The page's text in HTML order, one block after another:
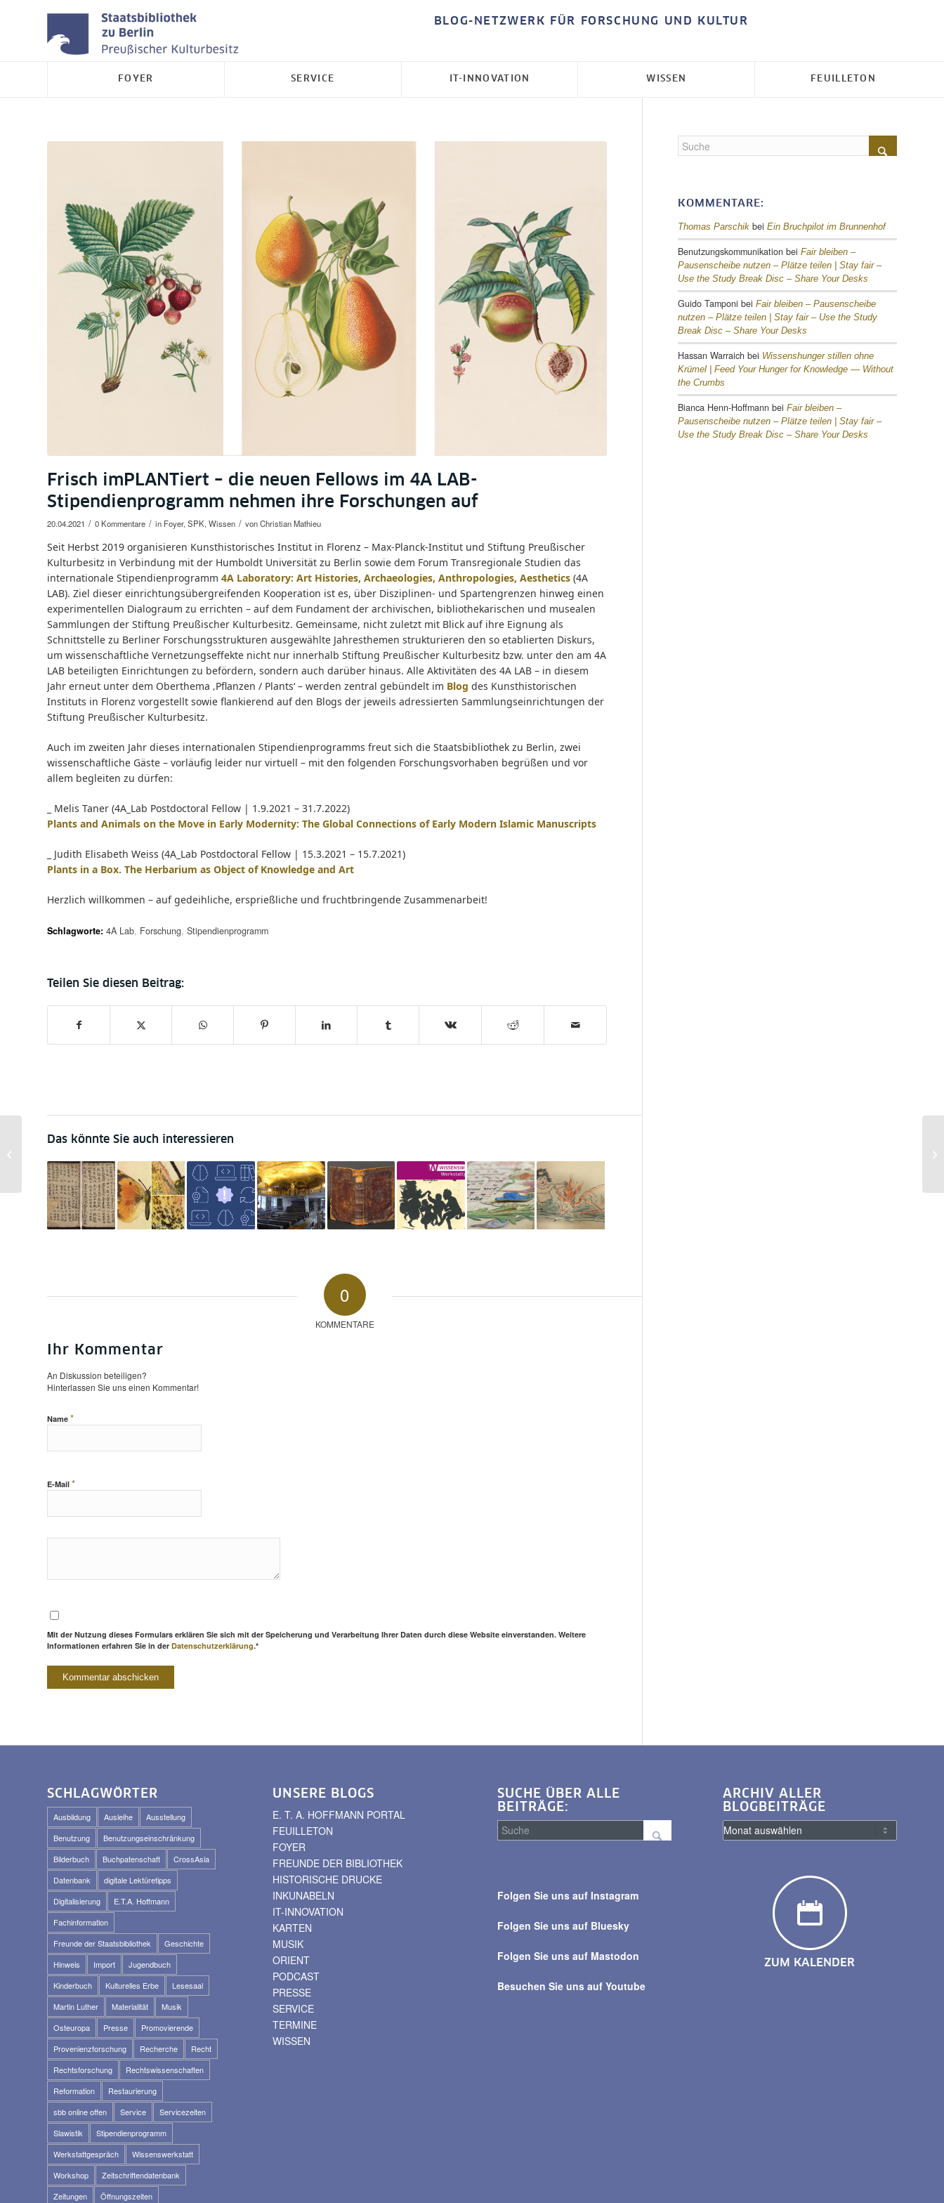
BLOG-NETZWERK FÜR FORSCHUNG UND KULTUR
FOYER SERVICE IT-INNOVATION WISSEN FEUILLETON
Frisch imPLANTiert – die neuen Fellows im 4A LAB-
Stipendienprogramm nehmen ihre Forschungen auf
20.04.2021 / 0 Kommentare / in Foyer, SPK, Wissen / vonChristian Mathieu
Seit Herbst 2019 organisieren Kunsthistorisches Institut in Florenz – Max-Planck-Institut und Stiftung Preußischer
Kulturbesitz in Verbindung mit der Humboldt Universität zu Berlin sowie dem Forum Transregionale Studien das
internationale Stipendienprogramm 4A Laboratory: Art Histories, Archaeologies, Anthropologies, Aesthetics (4A
LAB). Ziel dieser einrichtungsübergreifenden Kooperation ist es, über Disziplinen- und Spartengrenzen hinweg einen
experimentellen Dialograum zu errichten – auf dem Fundament der archivischen, bibliothekarischen und musealen
Sammlungen der Stiftung Preußischer Kulturbesitz. Gemeinsame, nicht zuletzt mit Blick auf ihre Eignung als
Schnittstelle zu Berliner Forschungsstrukturen ausgewählte Jahresthemen strukturieren den so etablierten Diskurs,
um wissenschaftliche Vernetzungseffekte nicht nur innerhalb Stiftung Preußischer Kulturbesitz bzw. unter den am 4A
LAB beteiligten Einrichtungen zu befördern, sondern auch darüber hinaus. Alle Aktivitäten des 4A LAB – in diesem
Jahr erneut unter dem Oberthema ‚Pflanzen / Plants‘ – werden zentral gebündelt im Blog des Kunsthistorischen
Instituts in Florenz vorgestellt sowie flankierend auf den Blogs der jeweils adressierten Sammlungseinrichtungen der
Stiftung Preußischer Kulturbesitz.
Auch im zweiten Jahr dieses internationalen Stipendienprogramms freut sich die Staatsbibliothek zu Berlin, zwei
wissenschaftliche Gäste – vorläufig leider nur virtuell – mit den folgenden Forschungsvorhaben begrüßen und vor
allem begleiten zu dürfen:
_ Melis Taner (4A_Lab Postdoctoral Fellow | 1.9.2021 – 31.7.2022)
Plants and Animals on the Move in Early Modernity: The Global Connections of Early Modern Islamic Manuscripts
_ Judith Elisabeth Weiss (4A_Lab Postdoctoral Fellow | 15.3.2021 – 15.7.2021)
Plants in a Box. The Herbarium as Object of Knowledge and Art
Herzlich willkommen – auf gedeihliche, ersprießliche und fruchtbringende Zusammenarbeit!
Schlagworte: 4A Lab, Forschung, Stipendienprogramm
Das könnte Sie auch interessieren
0
KOMMENTARE
Ihr Kommentar
An Diskussion beteiligen?
Hinterlassen Sie uns einen Kommentar!
Name *
E-Mail *
Mit der Nutzung dieses Formulars erklären Sie sich mit der Speicherung und Verarbeitung Ihrer Daten durch diese Website einverstanden. Weitere
Informationen erfahren Sie in der Datenschutzerklärung.*
KOMMENTARE:
Thomas Parschik bei Ein Bruchpilot im Brunnenhof
Benutzungskommunikation bei Fair bleiben –
Pausenscheibe nutzen – Plätze teilen | Stay fair –
Use the Study Break Disc – Share Your Desks
Guido Tamponi bei Fair bleiben – Pausenscheibe
nutzen – Plätze teilen | Stay fair – Use the Study
Break Disc – Share Your Desks
Hassan Warraich bei Wissenshunger stillen ohne
Krümel | Feed Your Hunger for Knowledge — Without
the Crumbs
Bianca Henn-Hoffmann bei Fair bleiben –
Pausenscheibe nutzen – Plätze teilen | Stay fair –
Use the Study Break Disc – Share Your Desks
SCHLAGWÖRTER
Ausbildung Ausleihe
Ausstellung
Benutzung
Benutzungseinschränkung
Bilderbuch
Buchpatenschaft
CrossAsia
Datenbank
digitale Lektüretipps
Digitalisierung
E.T.A. Hoffmann
Fachinformation
Freunde der Staatsbibliothek
Geschichte
Hinweis
Import
Jugendbuch
Kinderbuch
Kulturelles Erbe
Lesesaal
Martin Luther
Materialität
Musik
Osteuropa
Presse
Promovierende
Provenienzforschung
Recherche
Recht
Rechtsforschung
Rechtswissenschaften
Reformation
Restaurierung
sbb online offen
Service
Servicezeiten
Slawistik
Stipendienprogramm
Werkstattgespräch
Wissenswerkstatt
Workshop
Zeitschriftendatenbank
Zeitungen
Öffnungszeiten
UNSERE BLOGS
E. T. A. HOFFMANN PORTAL
FEUILLETON
FOYER
FREUNDE DER BIBLIOTHEK
HISTORISCHE DRUCKE
INKUNABELN
IT-INNOVATION
KARTEN
MUSIK
ORIENT
PODCAST
PRESSE
SERVICE
TERMINE
WISSEN
SUCHE ÜBER ALLE
BEITRÄGE:
alle
Folgen Sie uns auf Instagram
Folgen Sie uns auf Bluesky
Folgen Sie uns auf Mastodon
Besuchen Sie uns auf Youtube
ARCHIV ALLER
BLOGBEITRÄGE
ZUM KALENDER
SBB-News: Ab sofort
From now on also via
Telegram